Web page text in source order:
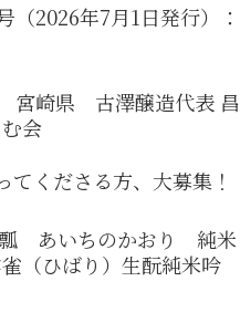
（2026年7月1日発行）：
宮崎県 古澤醸造代表 昌
む会
てくださる方、大募集！
あいちのかおり 純米
（ひばり）生酛純米吟